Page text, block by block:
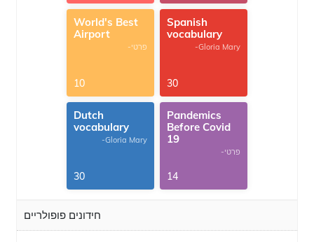
World's Best
Airport
-פרטי
10
Spanish
vocabulary
-Gloria Mary
30
Dutch
vocabulary
-Gloria Mary
30
Pandemics
Before Covid
19
-פרטי
14
חידונים פופולריים